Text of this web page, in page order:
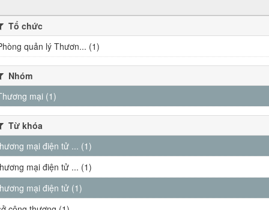
Tổ chức
quản lý Thươn... (1)
Nhóm
mại (1)
Từ khóa
mại điện tử ... (1)
mại điện tử ... (1)
mại điện tử (1)